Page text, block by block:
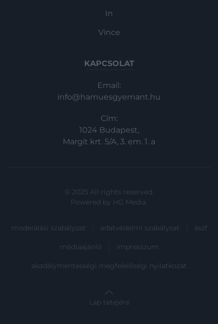
In
Vince
KAPCSOLAT
Email:
info@hamuesgyemant.hu
Cím:
1024 Budapest,
Margit krt. 5/A, 3. em. 1. a
© 2025 All rights reserved.
Powered by HG Media.
moderálási szabályzat adatvédelmi szabályzat ászf
médiaajánló impresszum
akadálymentességi megfelelőségi nyilatkozat
Lap tetejére